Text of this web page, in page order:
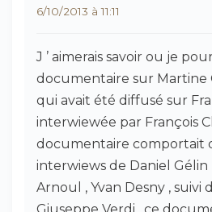
6/10/2013 à 11:11
J ’ aimerais savoir ou je
documentaire sur Martine
qui avait été diffusé sur
interwiewée par François
documentaire comportait
interwiews de Daniel Gélin
Arnoul , Yvan Desny , suivi
Giuseppe Verdi , ce